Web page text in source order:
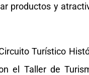
productos y
Turístico
el Taller de